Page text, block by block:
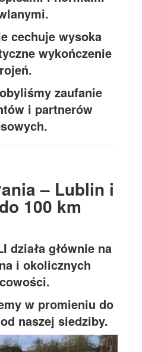
cechuje wysoka
wykończenie
zaufanie
i partnerów
– Lublin i
100 km
działa głównie na
i okolicznych
w promieniu do
naszej siedziby.